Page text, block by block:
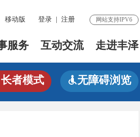
移动版 登录 注册 网站支持IPV6
服务 互动交流 走进丰泽
长者模式 无障碍浏览